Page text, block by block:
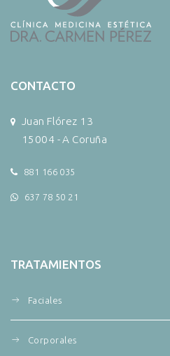
CONTACTO
Juan Flórez 13
15004 - A Coruña
881 166 035
637 78 50 21
TRATAMIENTOS
Faciales
Corporales